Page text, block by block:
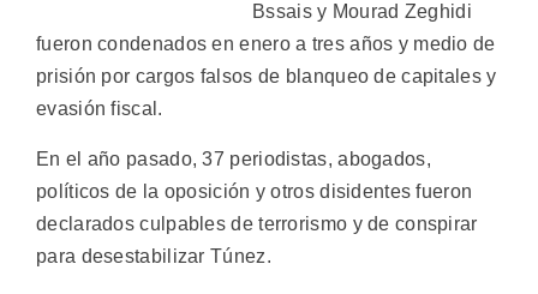
Bssais y Mourad Zeghidi
fueron condenados en enero a tres años y medio de
prisión por cargos falsos de blanqueo de capitales y
evasión fiscal.
En el año pasado, 37 periodistas, abogados,
políticos de la oposición y otros disidentes fueron
declarados culpables de terrorismo y de conspirar
para desestabilizar Túnez.